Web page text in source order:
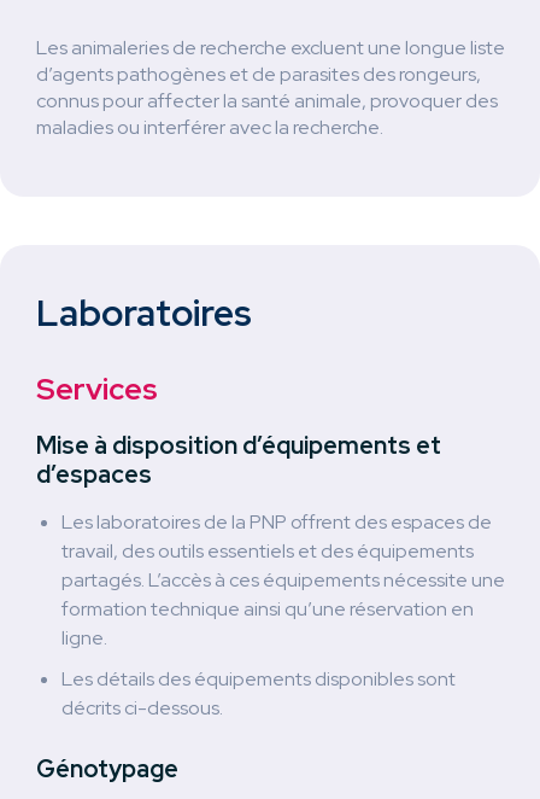
Les animaleries de recherche excluent une longue liste
d’agents pathogènes et de parasites des rongeurs,
connus pour affecter la santé animale, provoquer des
maladies ou interférer avec la recherche.
Laboratoires
Services
Mise à disposition d’équipements et
d’espaces
Les laboratoires de la PNP offrent des espaces de
travail, des outils essentiels et des équipements
partagés. L’accès à ces équipements nécessite une
formation technique ainsi qu’une réservation en
ligne.
Les détails des équipements disponibles sont
décrits ci-dessous.
Génotypage